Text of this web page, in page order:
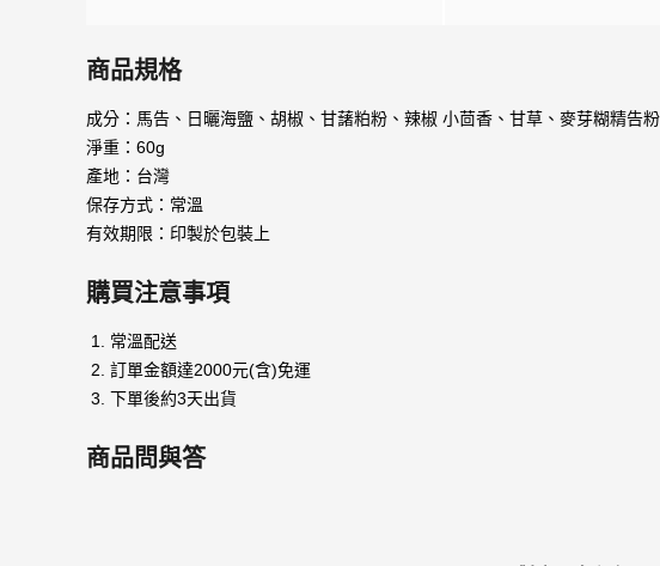
商品規格
成分：馬告、日曬海鹽、胡椒、甘藷粕粉、辣椒 小茴香、甘草、麥芽糊精告粉
淨重：60g
產地：台灣
保存方式：常溫
有效期限：印製於包裝上
購買注意事項
常溫配送
訂單金額達2000元(含)免運
下單後約3天出貨
商品問與答